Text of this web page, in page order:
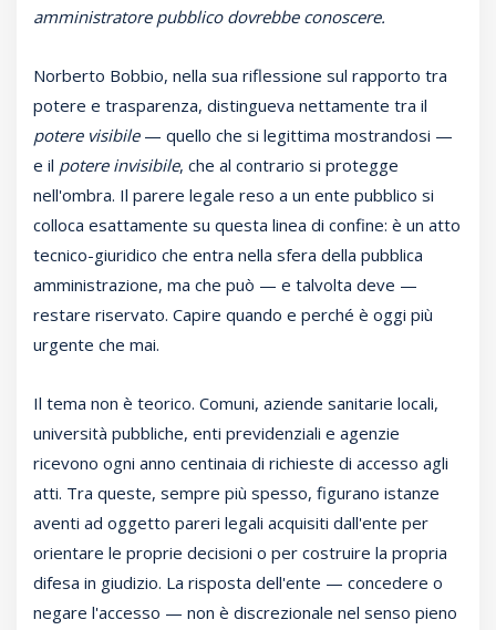
amministratore pubblico dovrebbe conoscere.
Norberto Bobbio, nella sua riflessione sul rapporto tra
potere e trasparenza, distingueva nettamente tra il
potere visibile— quello che si legittima mostrandosi —
e il potere invisibile, che al contrario si protegge
nell'ombra. Il parere legale reso a un ente pubblico si
colloca esattamente su questa linea di confine: è un atto
tecnico-giuridico che entra nella sfera della pubblica
amministrazione, ma che può — e talvolta deve —
restare riservato. Capire quando e perché è oggi più
urgente che mai.
Il tema non è teorico. Comuni, aziende sanitarie locali,
università pubbliche, enti previdenziali e agenzie
ricevono ogni anno centinaia di richieste di accesso agli
atti. Tra queste, sempre più spesso, figurano istanze
aventi ad oggetto pareri legali acquisiti dall'ente per
orientare le proprie decisioni o per costruire la propria
difesa in giudizio. La risposta dell'ente — concedere o
negare l'accesso — non è discrezionale nel senso pieno